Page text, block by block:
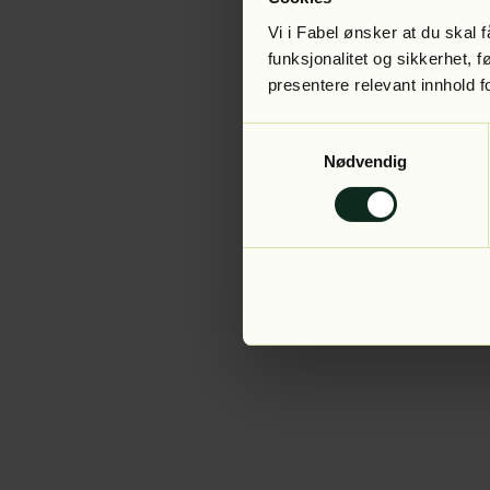
Vi i Fabel ønsker at du skal
funksjonalitet og sikkerhet,
presentere relevant innhold
Nødvendig
Application